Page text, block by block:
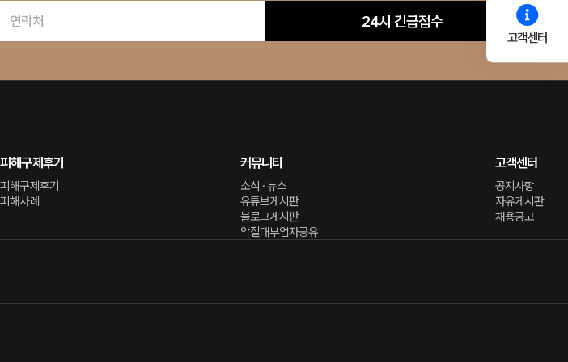
24시 긴급접수
피해구제후기
피해구제후기
피해사례
커뮤니티
소식 · 뉴스
유튜브게시판
블로그게시판
악질대부업자공유
고객센터
공지사항
자유게시판
채용공고
고객센터